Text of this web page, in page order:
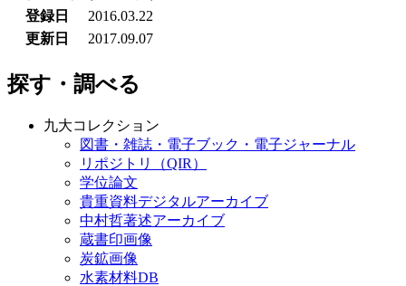
登録日
2016.03.22
更新日
2017.09.07
探す・調べる
九大コレクション
図書・雑誌・電子ブック・電子ジャーナル
リポジトリ（QIR）
学位論文
貴重資料デジタルアーカイブ
中村哲著述アーカイブ
蔵書印画像
炭鉱画像
水素材料DB